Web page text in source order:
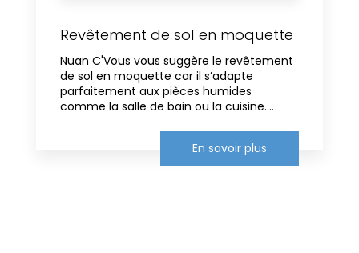
Revêtement de sol en moquette
Nuan C'Vous vous suggère le revêtement
de sol en moquette car il s’adapte
parfaitement aux pièces humides
comme la salle de bain ou la cuisine....
En savoir plus